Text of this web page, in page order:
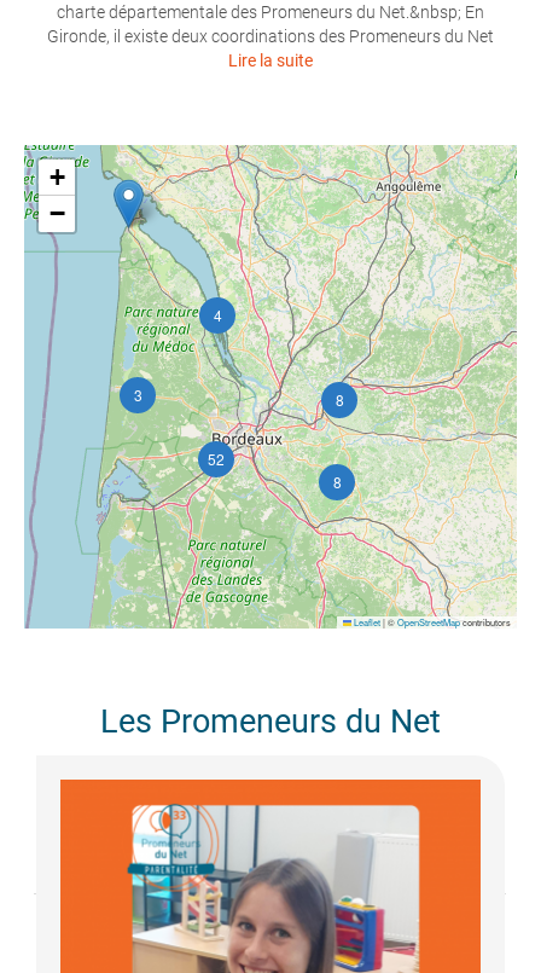
charte départementale des Promeneurs du Net.&nbsp; En
Gironde, il existe deux coordinations des Promeneurs du Net
Lire la suite
4
8
3
8
52
+
−
Leaflet|©OpenStreetMapcontributors
Les Promeneurs du Net